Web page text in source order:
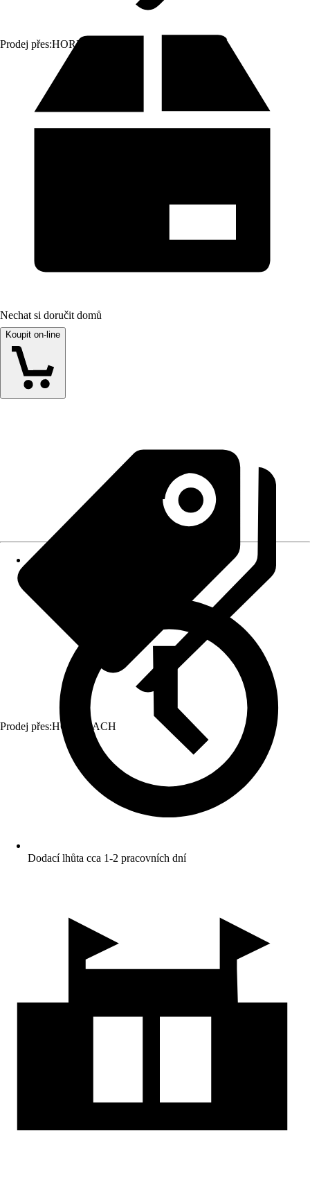
Prodej přes:HORNBACH
Nechat si doručit domů
Koupit on-line
Prodej přes:HORNBACH
Dodací lhůta cca 1-2 pracovních dní